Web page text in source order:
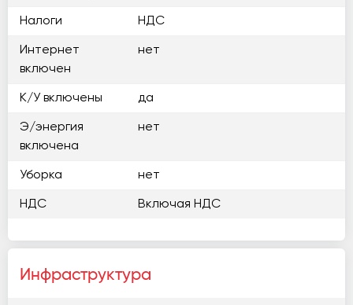
Налоги НДС
Интернет
включен
нет
К/У включены да
Э/энергия
включена
нет
Уборка нет
НДС Включая НДС
Инфраструктура